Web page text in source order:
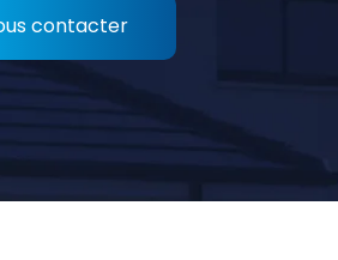
contacter